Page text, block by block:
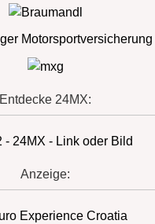
Entdecke 24MX:
Anzeige: